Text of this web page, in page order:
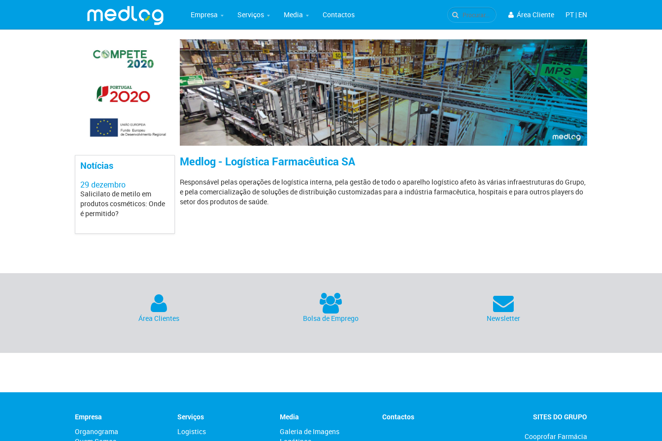
Empresa Serviços Media Contactos Área Cliente PT | EN
Notícias
29 dezembro
Salicilato de metilo em
produtos cosméticos: Onde
é permitido?
28 dezembro
Suspensa comercialização
de lote de luvas de nitrilo
27 dezembro
Mais de 26 milhões de doses
de vacinas administradas
09 dezembro
Testagem à COVID-19 nas
07 dezembro
Infarmed autoriza
Medlog - Logística Farmacêutica SA
Responsável pelas operações de logística interna, pela gestão de todo o aparelho logístico afeto às várias infraestruturas do Grupo,
e pela comercialização de soluções de distribuição customizadas para a indústria farmacêutica, hospitais e para outros players do
setor dos produtos de saúde.
Área Clientes Bolsa de Emprego Newsletter
Empresa
Organograma
Serviços
Logistics
Media
Galeria de Imagens
Contactos SITES DO GRUPO
Cooprofar Farmácia